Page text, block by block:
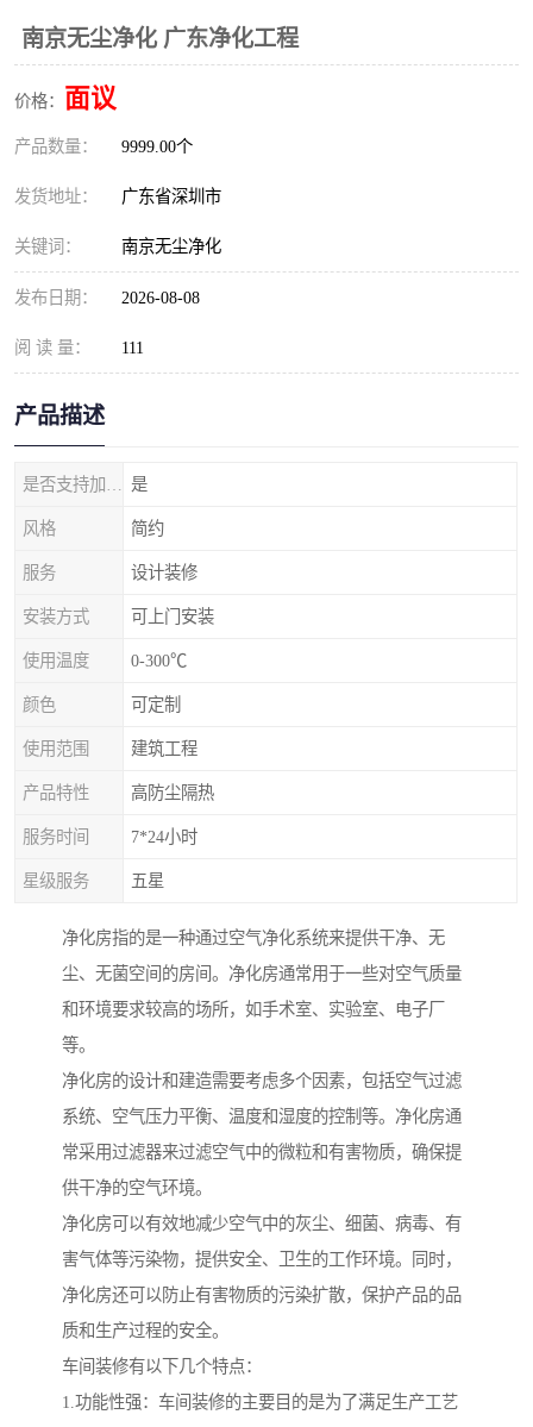
南京无尘净化 广东净化工程
价格： 面议
产品数量： 9999.00个
发货地址： 广东省深圳市
关键词： 南京无尘净化
发布日期： 2026-08-08
阅 读 量： 111
产品描述
是
风格 简约
服务 设计装修
安装方式 可上门安装
使用温度 0-300℃
颜色 可定制
使用范围 建筑工程
产品特性 高防尘隔热
服务时间 7*24小时
星级服务 五星
净化房指的是一种通过空气净化系统来提供干净、无
尘、无菌空间的房间。净化房通常用于一些对空气质量
和环境要求较高的场所，如手术室、实验室、电子厂
等。
净化房的设计和建造需要考虑多个因素，包括空气过滤
系统、空气压力平衡、温度和湿度的控制等。净化房通
常采用过滤器来过滤空气中的微粒和有害物质，确保提
供干净的空气环境。
净化房可以有效地减少空气中的灰尘、细菌、病毒、有
害气体等污染物，提供安全、卫生的工作环境。同时，
净化房还可以防止有害物质的污染扩散，保护产品的品
质和生产过程的安全。
车间装修有以下几个特点：
1.功能性强：车间装修的主要目的是为了满足生产工艺